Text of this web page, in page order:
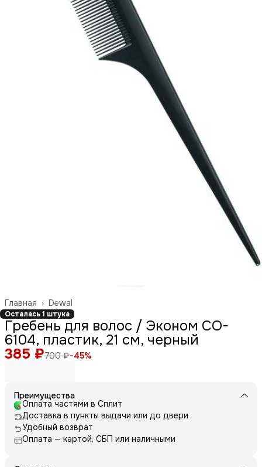
Dewal
Главная ›
Осталась 1 штука
Гребень для волос / Эконом CO-
6104, пластик, 21 см, черный
385 ₽700 ₽−45%
Преимущества
Оплата частями в Сплит
Доставка в пункты выдачи или до двери
Удобный возврат
Оплата — картой, СБП или наличными